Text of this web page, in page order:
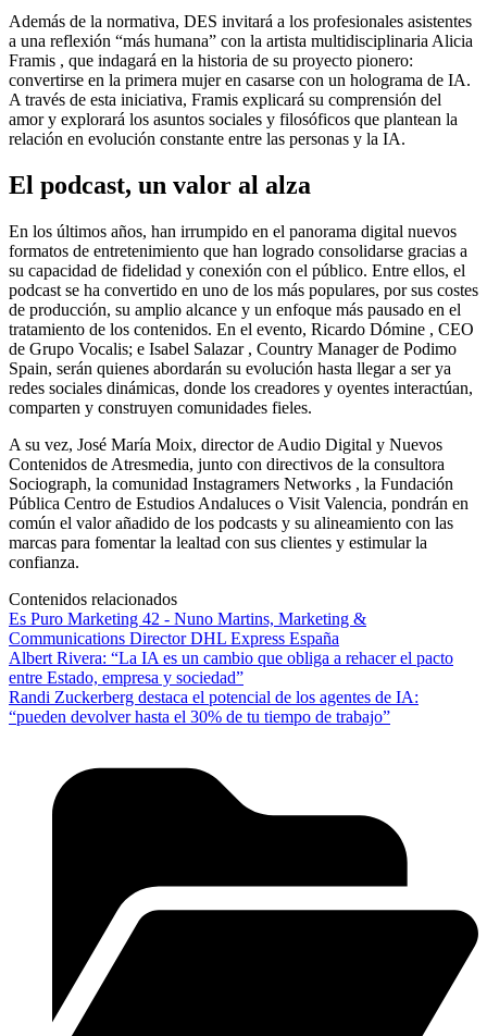
Además de la normativa, DES invitará a los profesionales asistentes
a una reflexión “más humana” con la artista multidisciplinaria Alicia
Framis , que indagará en la historia de su proyecto pionero:
convertirse en la primera mujer en casarse con un holograma de IA.
A través de esta iniciativa, Framis explicará su comprensión del
amor y explorará los asuntos sociales y filosóficos que plantean la
relación en evolución constante entre las personas y la IA.
El podcast, un valor al alza
En los últimos años, han irrumpido en el panorama digital nuevos
formatos de entretenimiento que han logrado consolidarse gracias a
su capacidad de fidelidad y conexión con el público. Entre ellos, el
podcast se ha convertido en uno de los más populares, por sus costes
de producción, su amplio alcance y un enfoque más pausado en el
tratamiento de los contenidos. En el evento, Ricardo Dómine , CEO
de Grupo Vocalis; e Isabel Salazar , Country Manager de Podimo
Spain, serán quienes abordarán su evolución hasta llegar a ser ya
redes sociales dinámicas, donde los creadores y oyentes interactúan,
comparten y construyen comunidades fieles.
A su vez, José María Moix, director de Audio Digital y Nuevos
Contenidos de Atresmedia, junto con directivos de la consultora
Sociograph, la comunidad Instagramers Networks , la Fundación
Pública Centro de Estudios Andaluces o Visit Valencia, pondrán en
común el valor añadido de los podcasts y su alineamiento con las
marcas para fomentar la lealtad con sus clientes y estimular la
confianza.
Contenidos relacionados
Es Puro Marketing 42 - Nuno Martins, Marketing &
Communications Director DHL Express España
Albert Rivera: “La IA es un cambio que obliga a rehacer el pacto
entre Estado, empresa y sociedad”
Randi Zuckerberg destaca el potencial de los agentes de IA:
“pueden devolver hasta el 30% de tu tiempo de trabajo”